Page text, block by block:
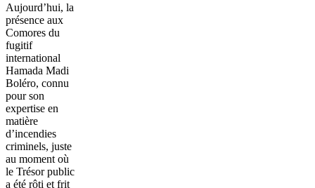
Aujourd’hui, la
présence aux
Comores du
fugitif
international
Hamada Madi
Boléro, connu
pour son
expertise en
matière
d’incendies
criminels, juste
au moment où
le Trésor public
a été rôti et frit